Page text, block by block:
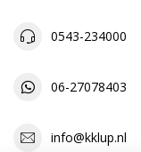
0543-234000
06-27078403
info@kklup.nl